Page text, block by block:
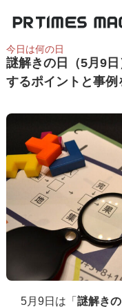
今日は何の日
謎解きの日（5月9
するポイントと事例
5月9日は「 謎解きの